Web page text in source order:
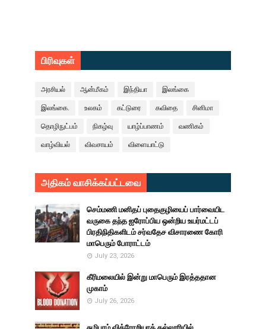
பிரிவுகள்
அரசியல் ஆன்மீகம் இந்தியா இலங்கை
இலங்கை. உலகம் கட்டுரை கவிதை சினிமா
தொழிநுட்பம் நிகழ்வு யாழ்ப்பாணம் வணிகம்
வாழ்வியல் விவசாயம் விளையாட்டு
அதிகம் வாசிக்கப்பட்டவை
செம்மணி மனிதப் புதைகுழியைப் பார்வையிட
வருகை தந்த ஐரோப்பிய ஒன்றிய உயர்மட்டப்
பிரதிநிதிகளிடம் சர்வதேச விசாரணை கோரி
மாபெரும் போராட்டம்
July 23, 2026
கீரிமலையில் இன்று மாபெரும் இரத்ததான
முகாம்
July 26, 2026